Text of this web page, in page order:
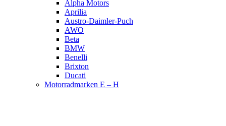
Alpha Motors
Aprilia
Austro-Daimler-Puch
AWO
Beta
BMW
Benelli
Brixton
Ducati
Motorradmarken E – H